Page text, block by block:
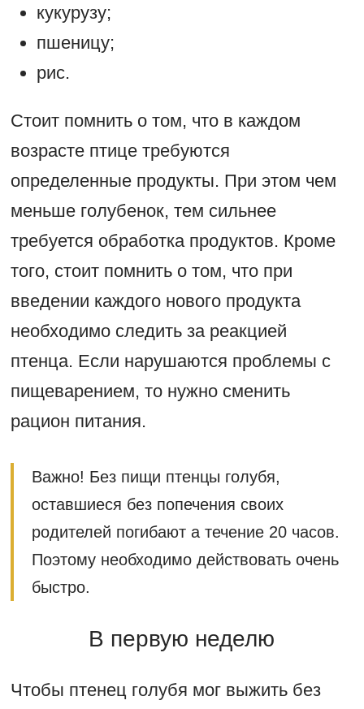
кукурузу;
пшеницу;
рис.
Стоит помнить о том, что в каждом
возрасте птице требуются
определенные продукты. При этом чем
меньше голубенок, тем сильнее
требуется обработка продуктов. Кроме
того, стоит помнить о том, что при
введении каждого нового продукта
необходимо следить за реакцией
птенца. Если нарушаются проблемы с
пищеварением, то нужно сменить
рацион питания.
Важно! Без пищи птенцы голубя,
оставшиеся без попечения своих
родителей погибают а течение 20 часов.
Поэтому необходимо действовать очень
быстро.
В первую неделю
Чтобы птенец голубя мог выжить без